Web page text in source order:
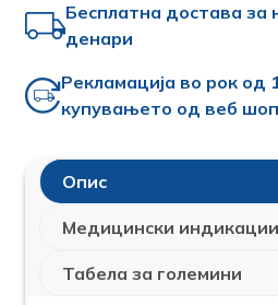
Бесплатна достава за
денари
Рекламација во рок од
купувањето од веб
Oпис
Медицински индикации
Табела за големини